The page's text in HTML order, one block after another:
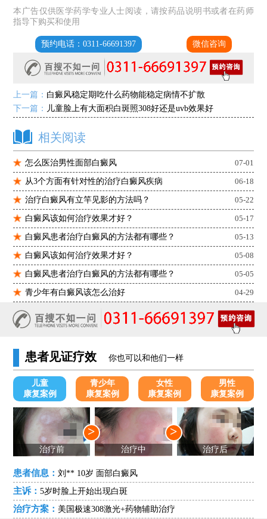
本广告仅供医学药学专业人士阅读，请按药品说明书或者在药师
指导下购买和使用
预约电话：0311-66691397 微信咨询
上一篇： 白癜风稳定期吃什么药物能稳定病情不扩散
下一篇： 儿童脸上有大面积白斑照308好还是uvb效果好
相关阅读
怎么医治男性面部白癜风 07-01
从3个方面有针对性的治疗白癜风疾病 06-18
治疗白癜风有立竿见影的方法吗？ 05-22
白癜风该如何治疗效果才好？ 05-17
白癜风患者治疗白癜风的方法都有哪些？ 05-13
白癜风该如何治疗效果才好？ 05-08
白癜风患者治疗白癜风的方法都有哪些？ 05-05
青少年有白癜风该怎么治好 04-29
患者见证疗效 你也可以和他们一样
儿童
康复案例
青少年
康复案例
女性
康复案例
男性
康复案例
治疗前
>
治疗中
>
治疗后
患者信息：刘** 10岁 面部白癜风
主诉：5岁时脸上开始出现白斑
治疗方案： 美国极速308激光+药物辅助治疗